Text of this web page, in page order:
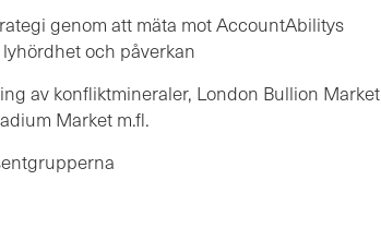
genom att mäta mot AccountAbilitys
och påverkan
av konfliktmineraler, London Bullion Market
Market m.fl.